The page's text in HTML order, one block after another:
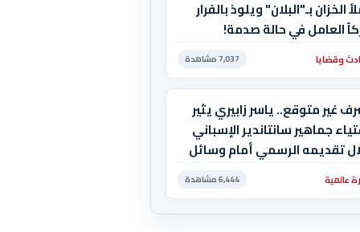
الخزان بـ"البلان" ويلوذ بالفرار
العامل في حالة صدمة!
وقضايا 7,037 مشاهدة
غير متوقع.. ياسر زابيري يثير
جماهير سانتاندير الإسباني
تقديمه الرسمي أمام وسائل
عالمية 6,444 مشاهدة